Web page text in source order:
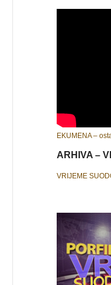
EKUMENA –
ARHIVA –
VRIJEME